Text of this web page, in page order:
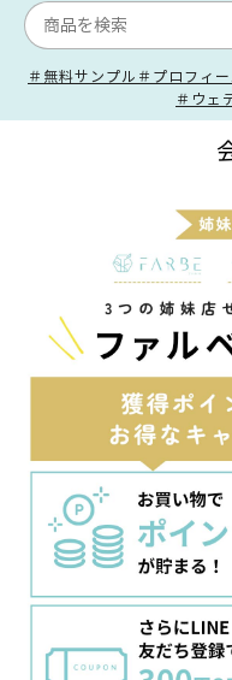
＃無料サンプル ＃プロフィ
＃ウェ